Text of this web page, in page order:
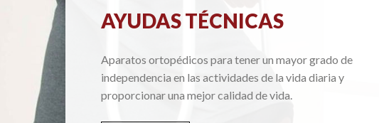
AYUDAS TÉCNICAS
Aparatos ortopédicos para tener un mayor grado de
independencia en las actividades de la vida diaria y
proporcionar una mejor calidad de vida.